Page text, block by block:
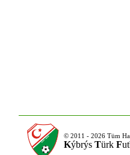
© 2011 - 2026 Tüm
Kýbrýs Türk F